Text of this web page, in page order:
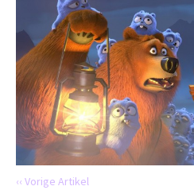
‹‹ Vorige Artikel